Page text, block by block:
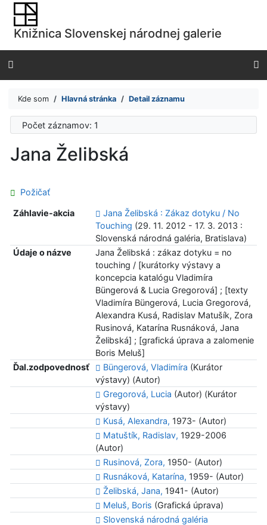
Prejsť na obsah
Prejsť na menu
Prehlásenie o webovej prístupnosti
Knižnica Slovenskej národnej galerie
Kde som Hlavná stránka Detail záznamu
Počet záznamov: 1
Jana Želibská
Požičať
Záhlavie-akcia
Jana Želibská : Zákaz dotyku / No
Touching (29. 11. 2012 - 17. 3. 2013 :
Slovenská národná galéria, Bratislava)
Údaje o názve
Jana Želibská : zákaz dotyku = no
touching / [kurátorky výstavy a
koncepcia katalógu Vladimíra
Büngerová & Lucia Gregorová] ; [texty
Vladimíra Büngerová, Lucia Gregorová,
Alexandra Kusá, Radislav Matušík, Zora
Rusinová, Katarína Rusnáková, Jana
Želibská] ; [grafická úprava a zalomenie
Boris Meluš]
Ďal.zodpovednosť
Büngerová, Vladimíra (Kurátor
výstavy) (Autor)
Gregorová, Lucia (Autor) (Kurátor
výstavy)
Kusá, Alexandra, 1973- (Autor)
Matuštík, Radislav, 1929-2006
(Autor)
Rusinová, Zora, 1950- (Autor)
Rusnáková, Katarína, 1959- (Autor)
Želibská, Jana, 1941- (Autor)
Meluš, Boris (Grafická úprava)
Slovenská národná galéria